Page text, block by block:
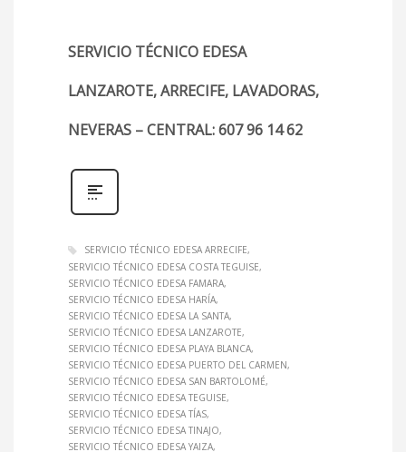
SERVICIO TÉCNICO EDESA
LANZAROTE, ARRECIFE, LAVADORAS,
NEVERAS – CENTRAL: 607 96 14 62
SERVICIO TÉCNICO EDESA ARRECIFE
SERVICIO TÉCNICO EDESA COSTA TEGUISE
SERVICIO TÉCNICO EDESA FAMARA
SERVICIO TÉCNICO EDESA HARÍA
SERVICIO TÉCNICO EDESA LA SANTA
SERVICIO TÉCNICO EDESA LANZAROTE
SERVICIO TÉCNICO EDESA PLAYA BLANCA
SERVICIO TÉCNICO EDESA PUERTO DEL CARMEN
SERVICIO TÉCNICO EDESA SAN BARTOLOMÉ
SERVICIO TÉCNICO EDESA TEGUISE
SERVICIO TÉCNICO EDESA TÍAS
SERVICIO TÉCNICO EDESA TINAJO
SERVICIO TÉCNICO EDESA YAIZA